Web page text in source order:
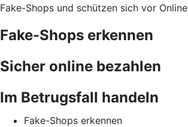
Fake-Shops und schützen sich vor
Fake-Shops erkennen
Sicher online bezahlen
Im Betrugsfall handeln
Fake-Shops erkennen